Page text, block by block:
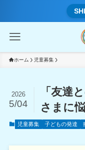
ホーム 児童募集
「友達
さまに
2026
5/04
児童募集 子どもの発達